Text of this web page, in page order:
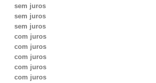
sem juros
sem juros
sem juros
com juros
com juros
com juros
com juros
com juros